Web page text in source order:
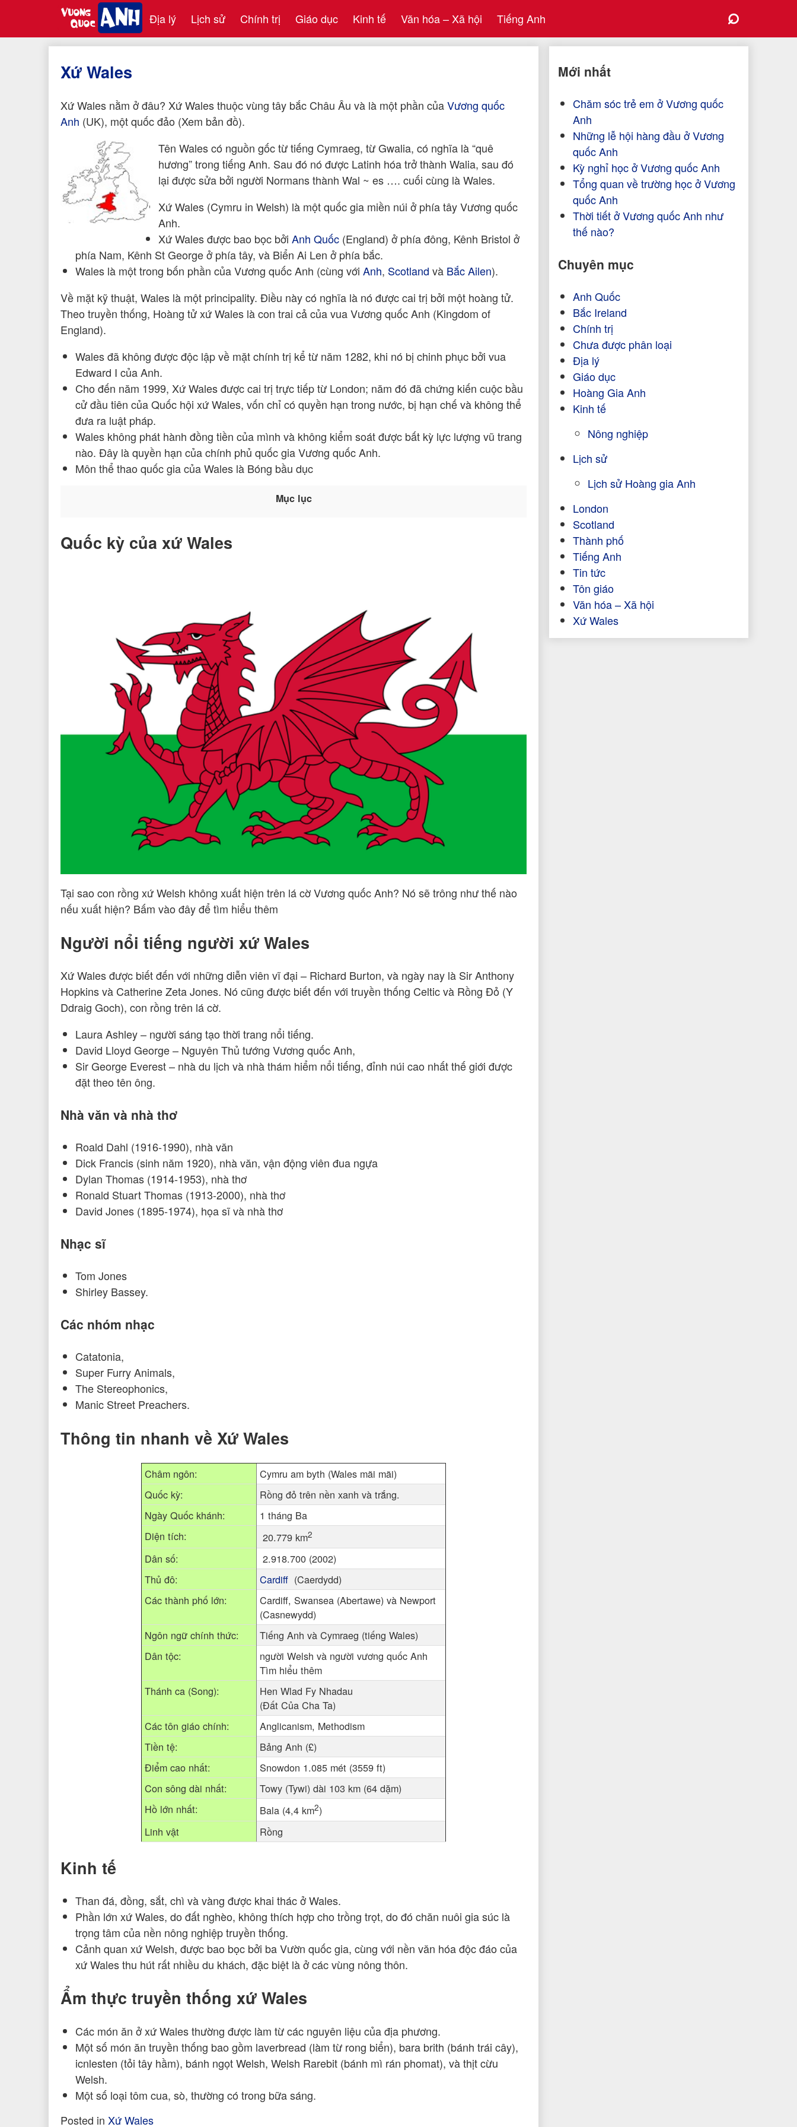
Địa lý Lịch sử Chính trị Giáo dục Kinh tế Văn hóa – Xã hội Tiếng Anh ⌕
Xứ Wales
Xứ Wales nằm ở đâu? Xứ Wales thuộc vùng tây bắc Châu Âu và là một phần củaVương quốc
Anh (UK), một quốc đảo (Xem bản đồ).
Tên Wales có nguồn gốc từ tiếng Cymraeg, từ Gwalia, có nghĩa là “quê
hương” trong tiếng Anh. Sau đó nó được Latinh hóa trở thành Walia, sau đó
lại được sửa bởi người Normans thành Wal ~ es …. cuối cùng là Wales.
Xứ Wales (Cymru in Welsh) là một quốc gia miền núi ở phía tây Vương quốc
Anh.
Xứ Wales được bao bọc bởi Anh Quốc (England) ở phía đông, Kênh Bristol ở
phía Nam, Kênh St George ở phía tây, và Biển Ai Len ở phía bắc.
Wales là một trong bốn phần của Vương quốc Anh (cùng với Anh, Scotland và Bắc Ailen).
Về mặt kỹ thuật, Wales là một principality. Điều này có nghĩa là nó được cai trị bởi một hoàng tử.
Theo truyền thống, Hoàng tử xứ Wales là con trai cả của vua Vương quốc Anh (Kingdom of
England).
Wales đã không được độc lập về mặt chính trị kể từ năm 1282, khi nó bị chinh phục bởi vua
Edward I của Anh.
Cho đến năm 1999, Xứ Wales được cai trị trực tiếp từ London; năm đó đã chứng kiến ​​cuộc bầu
cử đầu tiên của Quốc hội xứ Wales, vốn chỉ có quyền hạn trong nước, bị hạn chế và không thể
đưa ra luật pháp.
Wales không phát hành đồng tiền của mình và không kiểm soát được bất kỳ lực lượng vũ trang
nào. Đây là quyền hạn của chính phủ quốc gia Vương quốc Anh.
Môn thể thao quốc gia của Wales là Bóng bầu dục
Mục lục
Quốc kỳ của xứ Wales
Tại sao con rồng xứ Welsh không xuất hiện trên lá cờ Vương quốc Anh? Nó sẽ trông như thế nào
nếu xuất hiện? Bấm vào đây để tìm hiểu thêm
Người nổi tiếng người xứ Wales
Xứ Wales được biết đến với những diễn viên vĩ đại – Richard Burton, và ngày nay là Sir Anthony
Hopkins và Catherine Zeta Jones. Nó cũng được biết đến với truyền thống Celtic và Rồng Đỏ (Y
Ddraig Goch), con rồng trên lá cờ.
Laura Ashley – người sáng tạo thời trang nổi tiếng.
David Lloyd George – Nguyên Thủ tướng Vương quốc Anh,
Sir George Everest – nhà du lịch và nhà thám hiểm nổi tiếng, đỉnh núi cao nhất thế giới được
đặt theo tên ông.
Nhà văn và nhà thơ
Roald Dahl (1916-1990), nhà văn
Dick Francis (sinh năm 1920), nhà văn, vận động viên đua ngựa
Dylan Thomas (1914-1953), nhà thơ
Ronald Stuart Thomas (1913-2000), nhà thơ
David Jones (1895-1974), họa sĩ và nhà thơ
Nhạc sĩ
Tom Jones
Shirley Bassey.
Các nhóm nhạc
Catatonia,
Super Furry Animals,
The Stereophonics,
Manic Street Preachers.
Thông tin nhanh về Xứ Wales
Châm ngôn:
Cymru am byth (Wales mãi mãi)
Quốc kỳ:
Rồng đỏ trên nền xanh và trắng.
Ngày Quốc khánh:
1 tháng Ba
Diện tích:
20.779 km2
Dân số:
2.918.700 (2002)
Thủ đô:
Cardiff (Caerdydd)
Các thành phố lớn:
Cardiff, Swansea (Abertawe) và Newport
(Casnewydd)
Ngôn ngữ chính thức:
Tiếng Anh và Cymraeg (tiếng Wales)
Dân tộc:
người Welsh và người vương quốc Anh
Tìm hiểu thêm
Thánh ca (Song):
Hen Wlad Fy Nhadau
(Đất Của Cha Ta)
Các tôn giáo chính:
Anglicanism, Methodism
Tiền tệ:
Bảng Anh (£)
Điểm cao nhất:
Snowdon 1.085 mét (3559 ft)
Con sông dài nhất:
Towy (Tywi) dài 103 km (64 dặm)
Hồ lớn nhất:
Bala (4,4 km2)
Linh vật
Rồng
Kinh tế
Than đá, đồng, sắt, chì và vàng được khai thác ở Wales.
Phần lớn xứ Wales, do đất nghèo, không thích hợp cho trồng trọt, do đó chăn nuôi gia súc là
trọng tâm của nền nông nghiệp truyền thống.
Cảnh quan xứ Welsh, được bao bọc bởi ba Vườn quốc gia, cùng với nền văn hóa độc đáo của
xứ Wales thu hút rất nhiều du khách, đặc biệt là ở các vùng nông thôn.
Ẩm thực truyền thống xứ Wales
Các món ăn ở xứ Wales thường được làm từ các nguyên liệu của địa phương.
Một số món ăn truyền thống bao gồm laverbread (làm từ rong biển), bara brith (bánh trái cây),
icnlesten (tỏi tây hầm), bánh ngọt Welsh, Welsh Rarebit (bánh mì rán phomat), và thịt cừu
Welsh.
Một số loại tôm cua, sò, thường có trong bữa sáng.
Posted in Xứ Wales
Mới nhất
Chăm sóc trẻ em ở Vương quốc
Anh
Những lễ hội hàng đầu ở Vương
quốc Anh
Kỳ nghỉ học ở Vương quốc Anh
Tổng quan về trường học ở Vương
quốc Anh
Thời tiết ở Vương quốc Anh như
thế nào?
Chuyên mục
Anh Quốc
Bắc Ireland
Chính trị
Chưa được phân loại
Địa lý
Giáo dục
Hoàng Gia Anh
Kinh tế
Nông nghiệp
Lịch sử
Lịch sử Hoàng gia Anh
London
Scotland
Thành phố
Tiếng Anh
Tin tức
Tôn giáo
Văn hóa – Xã hội
Xứ Wales